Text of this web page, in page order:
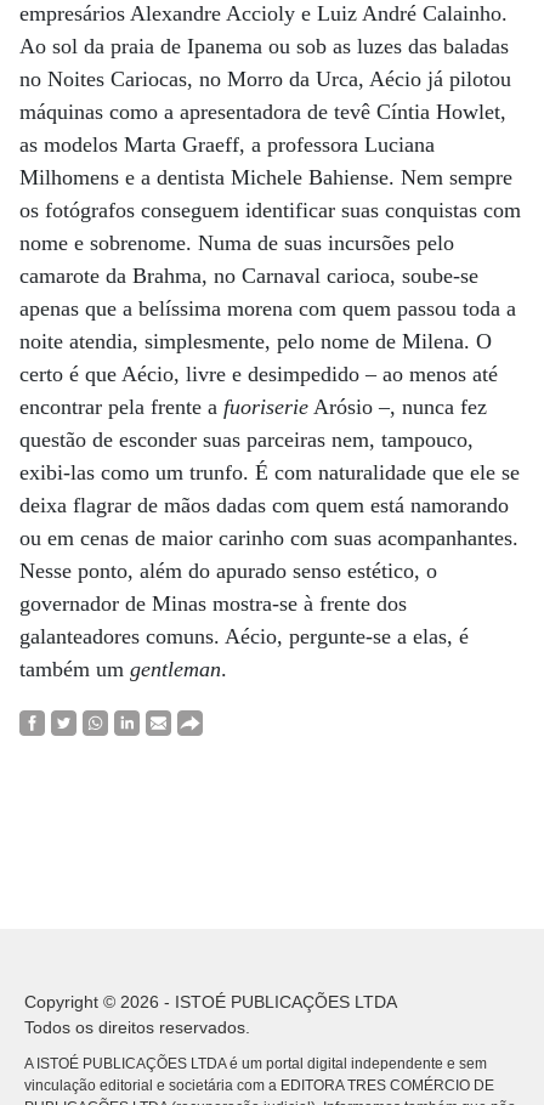
empresários Alexandre Accioly e Luiz André Calainho.
Ao sol da praia de Ipanema ou sob as luzes das baladas
no Noites Cariocas, no Morro da Urca, Aécio já pilotou
máquinas como a apresentadora de tevê Cíntia Howlet,
as modelos Marta Graeff, a professora Luciana
Milhomens e a dentista Michele Bahiense. Nem sempre
os fotógrafos conseguem identificar suas conquistas com
nome e sobrenome. Numa de suas incursões pelo
camarote da Brahma, no Carnaval carioca, soube-se
apenas que a belíssima morena com quem passou toda a
noite atendia, simplesmente, pelo nome de Milena. O
certo é que Aécio, livre e desimpedido – ao menos até
encontrar pela frente a fuoriserie Arósio –, nunca fez
questão de esconder suas parceiras nem, tampouco,
exibi-las como um trunfo. É com naturalidade que ele se
deixa flagrar de mãos dadas com quem está namorando
ou em cenas de maior carinho com suas acompanhantes.
Nesse ponto, além do apurado senso estético, o
governador de Minas mostra-se à frente dos
galanteadores comuns. Aécio, pergunte-se a elas, é
também um gentleman.
Copyright © 2026 - ISTOÉ PUBLICAÇÕES LTDA
Todos os direitos reservados.
A ISTOÉ PUBLICAÇÕES LTDA é um portal digital independente e sem
vinculação editorial e societária com a EDITORA TRES COMÉRCIO DE